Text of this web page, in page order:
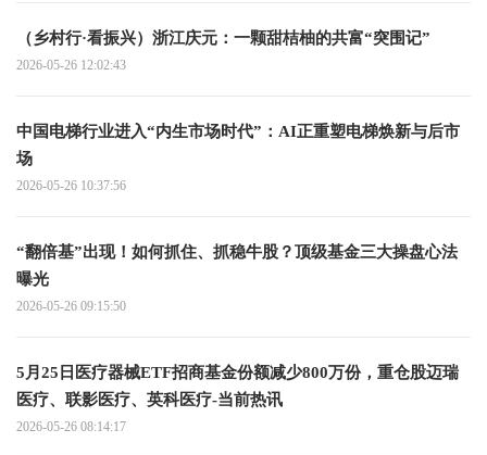
（乡村行·看振兴）浙江庆元：一颗甜桔柚的共富“突围记”
2026-05-26 12:02:43
中国电梯行业进入“内生市场时代”：AI正重塑电梯焕新与后市
场
2026-05-26 10:37:56
“翻倍基”出现！如何抓住、抓稳牛股？顶级基金三大操盘心法
曝光
2026-05-26 09:15:50
5月25日医疗器械ETF招商基金份额减少800万份，重仓股迈瑞
医疗、联影医疗、英科医疗-当前热讯
2026-05-26 08:14:17